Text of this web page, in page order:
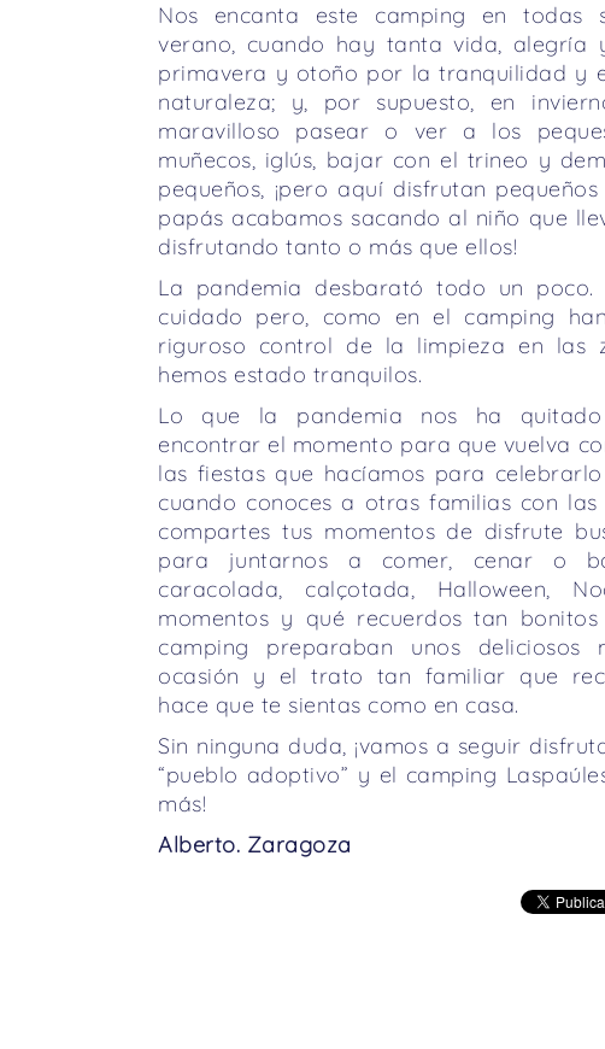
Nos encanta este camping en todas
verano, cuando hay tanta vida, alegría
primavera y otoño por la tranquilidad y
naturaleza; y, por supuesto, en
maravilloso pasear o ver a los
muñecos, iglús, bajar con el trineo y
pequeños, ¡pero aquí disfrutan
papás acabamos sacando al niño que
disfrutando tanto o más que ellos!
La pandemia desbarató todo un
cuidado pero, como en el camping
riguroso control de la limpieza en las
hemos estado tranquilos.
Lo que la pandemia nos ha
encontrar el momento para que vuelva
las fiestas que hacíamos para
cuando conoces a otras familias con
compartes tus momentos de disfrute
para juntarnos a comer, cenar o
caracolada, calçotada, Halloween,
momentos y qué recuerdos tan bonitos
camping preparaban unos deliciosos
ocasión y el trato tan familiar que
hace que te sientas como en casa.
Sin ninguna duda, ¡vamos a seguir
“pueblo adoptivo” y el camping
más!
Alberto. Zaragoza